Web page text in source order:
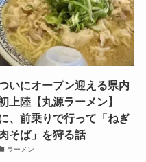
いにオープン迎える県内
上陸【丸源ラーメン】
、前乗りで行って「ねぎ
そば」を狩る話
ラーメン